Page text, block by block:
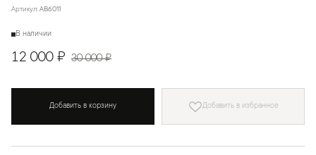
Артикул: AB6011
В наличии
12 000 ₽ 30 000 ₽
Добавить в корзину Добавить в избранное